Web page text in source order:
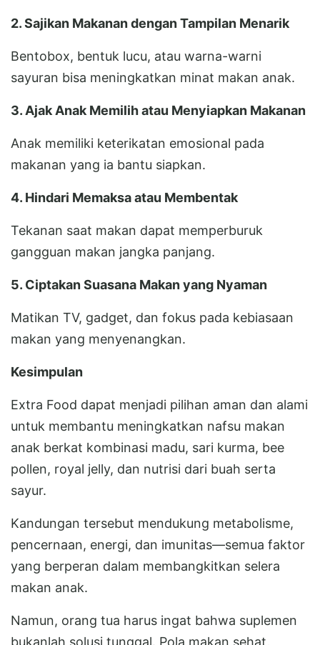
2. Sajikan Makanan dengan Tampilan Menarik
Bentobox, bentuk lucu, atau warna-warni
sayuran bisa meningkatkan minat makan anak.
3. Ajak Anak Memilih atau Menyiapkan Makanan
Anak memiliki keterikatan emosional pada
makanan yang ia bantu siapkan.
4. Hindari Memaksa atau Membentak
Tekanan saat makan dapat memperburuk
gangguan makan jangka panjang.
5. Ciptakan Suasana Makan yang Nyaman
Matikan TV, gadget, dan fokus pada kebiasaan
makan yang menyenangkan.
Kesimpulan
Extra Food dapat menjadi pilihan aman dan alami
untuk membantu meningkatkan nafsu makan
anak berkat kombinasi madu, sari kurma, bee
pollen, royal jelly, dan nutrisi dari buah serta
sayur.
Kandungan tersebut mendukung metabolisme,
pencernaan, energi, dan imunitas—semua faktor
yang berperan dalam membangkitkan selera
makan anak.
Namun, orang tua harus ingat bahwa suplemen
bukanlah solusi tunggal. Pola makan sehat,